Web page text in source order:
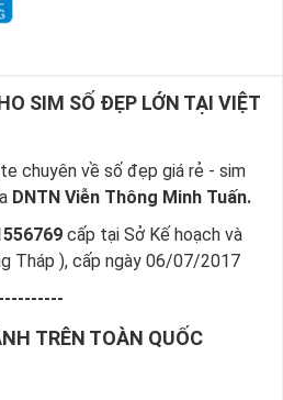
SIM SỐ ĐẸP LỚN TẠI VIỆT
chuyên về số đẹp giá rẻ - sim
DNTN Viễn Thông Minh Tuấn.
cấp tại Sở Kế hoạch và
Tháp ), cấp ngày 06/07/2017
TRÊN TOÀN QUỐC